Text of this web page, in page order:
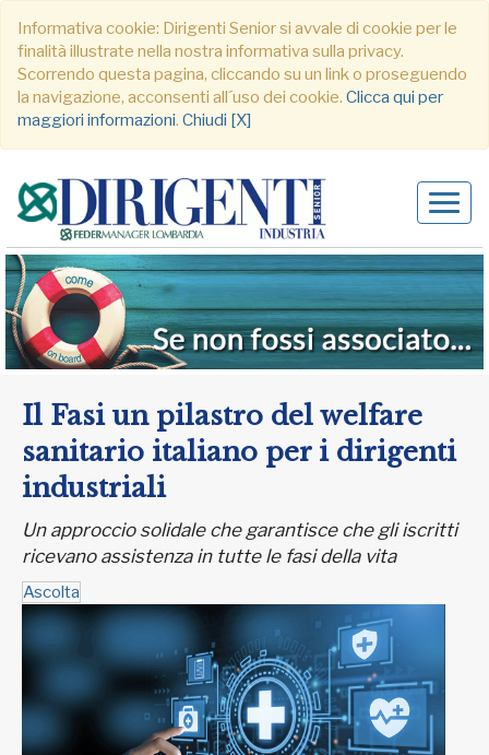
Informativa cookie: Dirigenti Senior si avvale di cookie per le
finalità illustrate nella nostra informativa sulla privacy.
Scorrendo questa pagina, cliccando su un link o proseguendo
la navigazione, acconsenti all´uso dei cookie. Clicca qui per
maggiori informazioni. Chiudi [X]
Il Fasi un pilastro del welfare
sanitario italiano per i dirigenti
industriali
Un approccio solidale che garantisce che gli iscritti
ricevano assistenza in tutte le fasi della vita
Ascolta